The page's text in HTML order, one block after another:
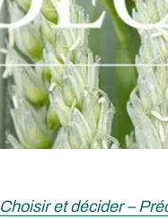
Choisir et décider –